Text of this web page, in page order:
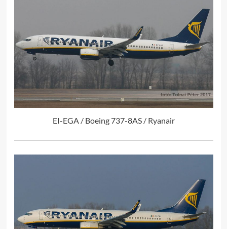
EI-EGA / Boeing 737-8AS / Ryanair